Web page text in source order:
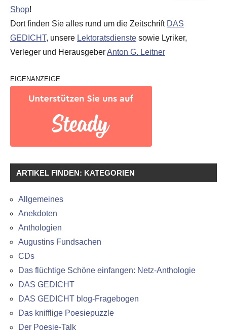
Shop!
Dort finden Sie alles rund um die Zeitschrift DAS
GEDICHT, unsere Lektoratsdienste sowie Lyriker,
Verleger und HerausgeberAnton G. Leitner
EIGENANZEIGE
ARTIKEL FINDEN: KATEGORIEN
Allgemeines
Anekdoten
Anthologien
Augustins Fundsachen
CDs
Das flüchtige Schöne einfangen: Netz-Anthologie
DAS GEDICHT
DAS GEDICHT blog-Fragebogen
Das knifflige Poesiepuzzle
Der Poesie-Talk